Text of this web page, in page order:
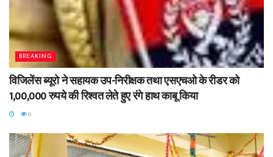
BREAKING
विजिलेंस ब्यूरो ने सहायक उप-निरीक्षक तथा एसएचओ के रीडर को
1,00,000 रुपये की रिश्वत लेते हुए रंगे हाथ काबू किया
0